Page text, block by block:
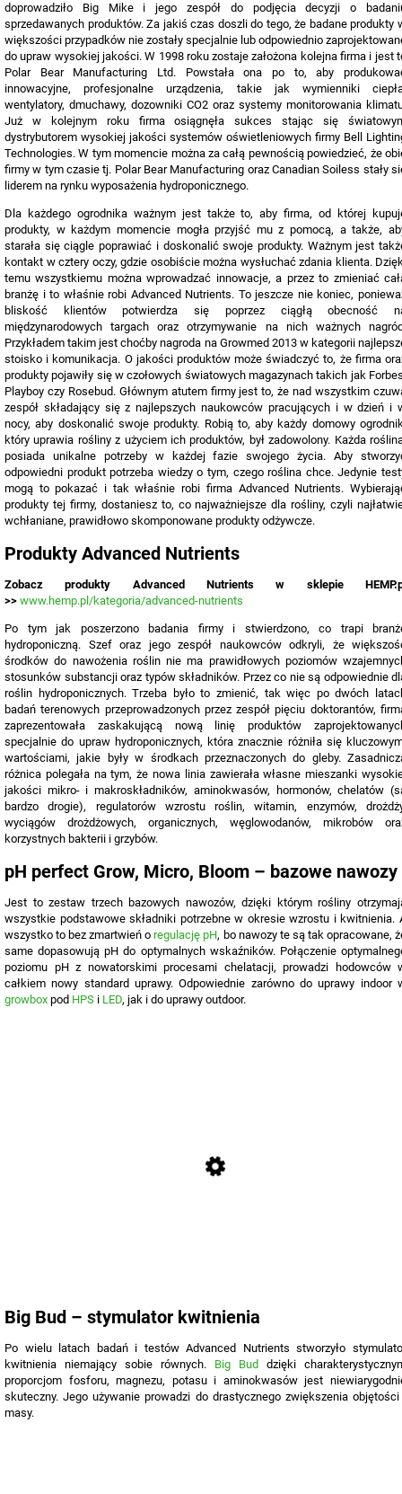
doprowadziło Big Mike i jego zespół do podjęcia decyzji o
sprzedawanych produktów. Za jakiś czas doszli do tego, że badane produkty
większości przypadków nie zostały specjalnie lub odpowiednio
do upraw wysokiej jakości. W 1998 roku zostaje założona kolejna firma i jest
Polar Bear Manufacturing Ltd. Powstała ona po to, aby
innowacyjne, profesjonalne urządzenia, takie jak wymienniki
wentylatory, dmuchawy, dozowniki CO2 oraz systemy monitorowania
Już w kolejnym roku firma osiągnęła sukces stając się
dystrybutorem wysokiej jakości systemów oświetleniowych firmy Bell
Technologies. W tym momencie można za całą pewnością powiedzieć, że
firmy w tym czasie tj. Polar Bear Manufacturing oraz Canadian Soiless stały
liderem na rynku wyposażenia hydroponicznego.
Dla każdego ogrodnika ważnym jest także to, aby firma, od której
produkty, w każdym momencie mogła przyjść mu z pomocą, a także,
starała się ciągle poprawiać i doskonalić swoje produkty. Ważnym jest
kontakt w cztery oczy, gdzie osobiście można wysłuchać zdania klienta.
temu wszystkiemu można wprowadzać innowacje, a przez to zmieniać
branżę i to właśnie robi Advanced Nutrients. To jeszcze nie koniec,
bliskość klientów potwierdza się poprzez ciągłą obecność
międzynarodowych targach oraz otrzymywanie na nich ważnych
Przykładem takim jest choćby nagroda na Growmed 2013 w kategorii
stoisko i komunikacja. O jakości produktów może świadczyć to, że firma
produkty pojawiły się w czołowych światowych magazynach takich jak
Playboy czy Rosebud. Głównym atutem firmy jest to, że nad wszystkim
zespół składający się z najlepszych naukowców pracujących i w dzień i
nocy, aby doskonalić swoje produkty. Robią to, aby każdy domowy
który uprawia rośliny z użyciem ich produktów, był zadowolony. Każda
posiada unikalne potrzeby w każdej fazie swojego życia. Aby
odpowiedni produkt potrzeba wiedzy o tym, czego roślina chce. Jedynie
mogą to pokazać i tak właśnie robi firma Advanced Nutrients.
produkty tej firmy, dostaniesz to, co najważniejsze dla rośliny, czyli
wchłaniane, prawidłowo skomponowane produkty odżywcze.
Produkty Advanced Nutrients
Zobacz produkty Advanced Nutrients w sklepie
>> www.hemp.pl/kategoria/advanced-nutrients
Po tym jak poszerzono badania firmy i stwierdzono, co trapi
hydroponiczną. Szef oraz jego zespół naukowców odkryli, że
środków do nawożenia roślin nie ma prawidłowych poziomów
stosunków substancji oraz typów składników. Przez co nie są odpowiednie
roślin hydroponicznych. Trzeba było to zmienić, tak więc po dwóch
badań terenowych przeprowadzonych przez zespół pięciu doktorantów,
zaprezentowała zaskakującą nową linię produktów
specjalnie do upraw hydroponicznych, która znacznie różniła się
wartościami, jakie były w środkach przeznaczonych do gleby.
różnica polegała na tym, że nowa linia zawierała własne mieszanki
jakości mikro- i makroskładników, aminokwasów, hormonów, chelatów
bardzo drogie), regulatorów wzrostu roślin, witamin, enzymów,
wyciągów drożdżowych, organicznych, węglowodanów, mikrobów
korzystnych bakterii i grzybów.
pH perfect Grow, Micro, Bloom – bazowe nawozy
Jest to zestaw trzech bazowych nawozów, dzięki którym rośliny
wszystkie podstawowe składniki potrzebne w okresie wzrostu i kwitnienia.
wszystko to bez zmartwień oregulację pH, bo nawozy te są tak opracowane,
same dopasowują pH do optymalnych wskaźników. Połączenie
poziomu pH z nowatorskimi procesami chelatacji, prowadzi hodowców
całkiem nowy standard uprawy. Odpowiednie zarówno do uprawy indoor
growbox pod HPS i LED, jak i do uprawy outdoor.
Big Bud – stymulator kwitnienia
Po wielu latach badań i testów Advanced Nutrients stworzyło
kwitnienia niemający sobie równych. Big Bud dzięki
proporcjom fosforu, magnezu, potasu i aminokwasów jest
skuteczny. Jego używanie prowadzi do drastycznego zwiększenia
masy.